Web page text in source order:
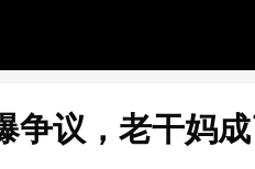
争议，老干妈